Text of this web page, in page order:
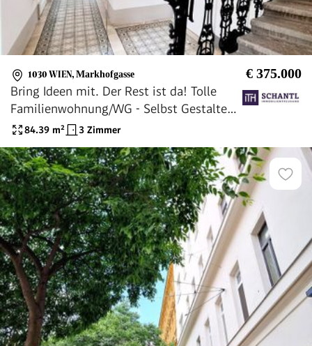
1030 WIEN, Markhofgasse € 375.000
Bring Ideen mit. Der Rest ist da! Tolle
Familienwohnung/WG - Selbst Gestalten!
Sanierungsbedürftige Altbauwohnung! U-
Bahn ums Eck + Traumhaft renoviertes
Altbauhaus + Optimalste Infrastruktur
und Anbindung!
84.39 m² 3 Zimmer